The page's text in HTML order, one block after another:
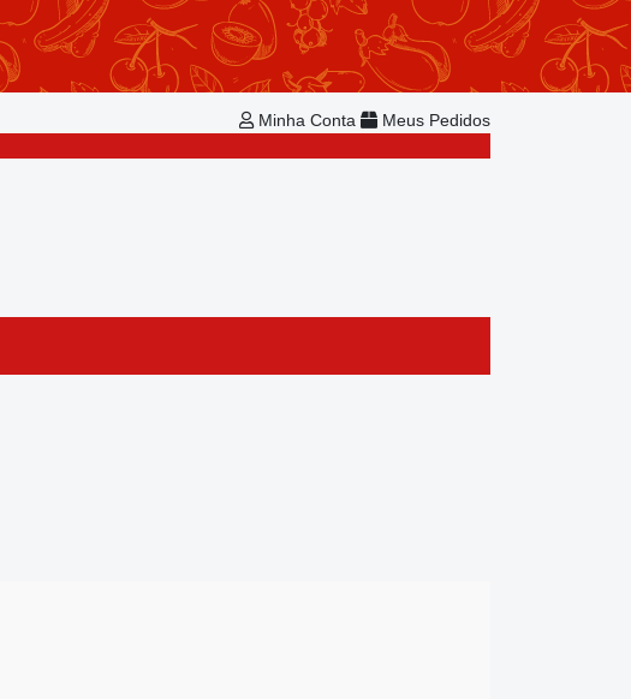
Repetir Pedido
Minha Conta
Bem-vindo!Já é cadastrado?
Minha Conta
Meus Pedidos